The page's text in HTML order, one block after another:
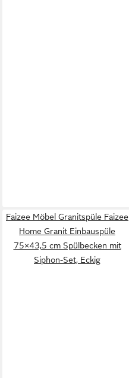
Faizee Möbel Granitspüle Faizee
Home Granit Einbauspüle
75×43,5 cm Spülbecken mit
Siphon-Set, Eckig